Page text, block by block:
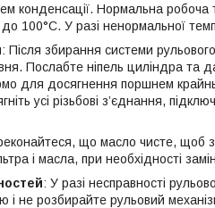
конденсації. Нормальна
до 100°C. У разі ненормальної
: Після збирання системи
Послабте ніпель циліндра та
для досягнення поршнем
усі різьбові з’єднання,
що масло чисте, щоб
і масла, при необхідності
: У разі несправності
і не розбирайте рульовий